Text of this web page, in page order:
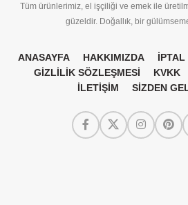
Tüm ürünlerimiz, el işçiliği ve emek ile
güzeldir. Doğallık, bir
ANASAYFA HAKKIMIZDA
İPTAL
GİZLİLİK SÖZLEŞMESİ
KVKK
İLETİŞİM
SİZDEN